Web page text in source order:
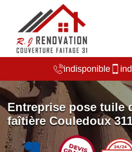
indisponible
Entreprise pose tuile
faîtière Couledoux